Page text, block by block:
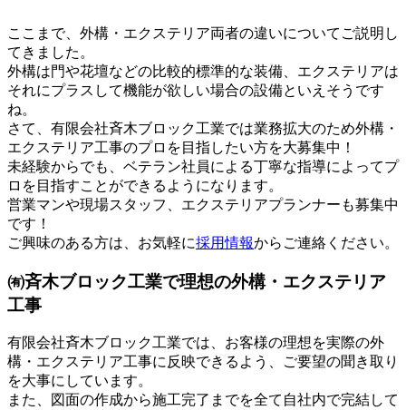
ここまで、外構・エクステリア両者の違いについてご説明し
てきました。
外構は門や花壇などの比較的標準的な装備、エクステリアは
それにプラスして機能が欲しい場合の設備といえそうです
ね。
さて、有限会社斉木ブロック工業では業務拡大のため外構・
エクステリア工事のプロを目指したい方を大募集中！
未経験からでも、ベテラン社員による丁寧な指導によってプ
ロを目指すことができるようになります。
営業マンや現場スタッフ、エクステリアプランナーも募集中
です！
ご興味のある方は、お気軽に採用情報からご連絡ください。
㈲斉木ブロック工業で理想の外構・エクステリア
工事
有限会社斉木ブロック工業では、お客様の理想を実際の外
構・エクステリア工事に反映できるよう、ご要望の聞き取り
を大事にしています。
また、図面の作成から施工完了までを全て自社内で完結して